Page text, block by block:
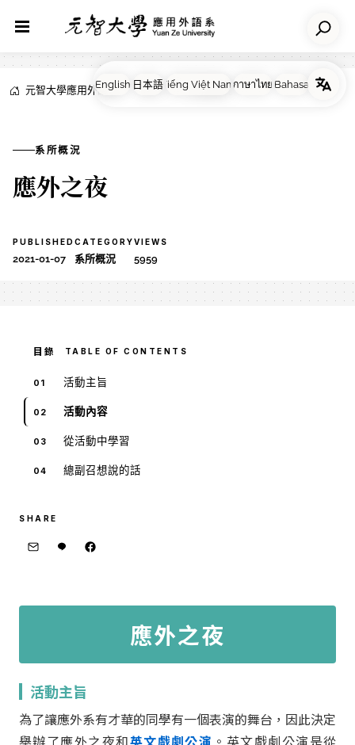
元智大學應用外語系 NEWS 系所概況
系所概況
應外之夜
PUBLISHED
2021-01-07
CATEGORY
系所概況
VIEWS
5959
TABLE OF CONTENTS
活動主旨
活動內容
從活動中學習
總副召想說的話
SHARE
應外之夜
活動主旨
為了讓應外系有才華的同學有一個表演的舞台，因此決定
舉辦了應外之夜和英文戲劇公演 。英文戲劇公演是從